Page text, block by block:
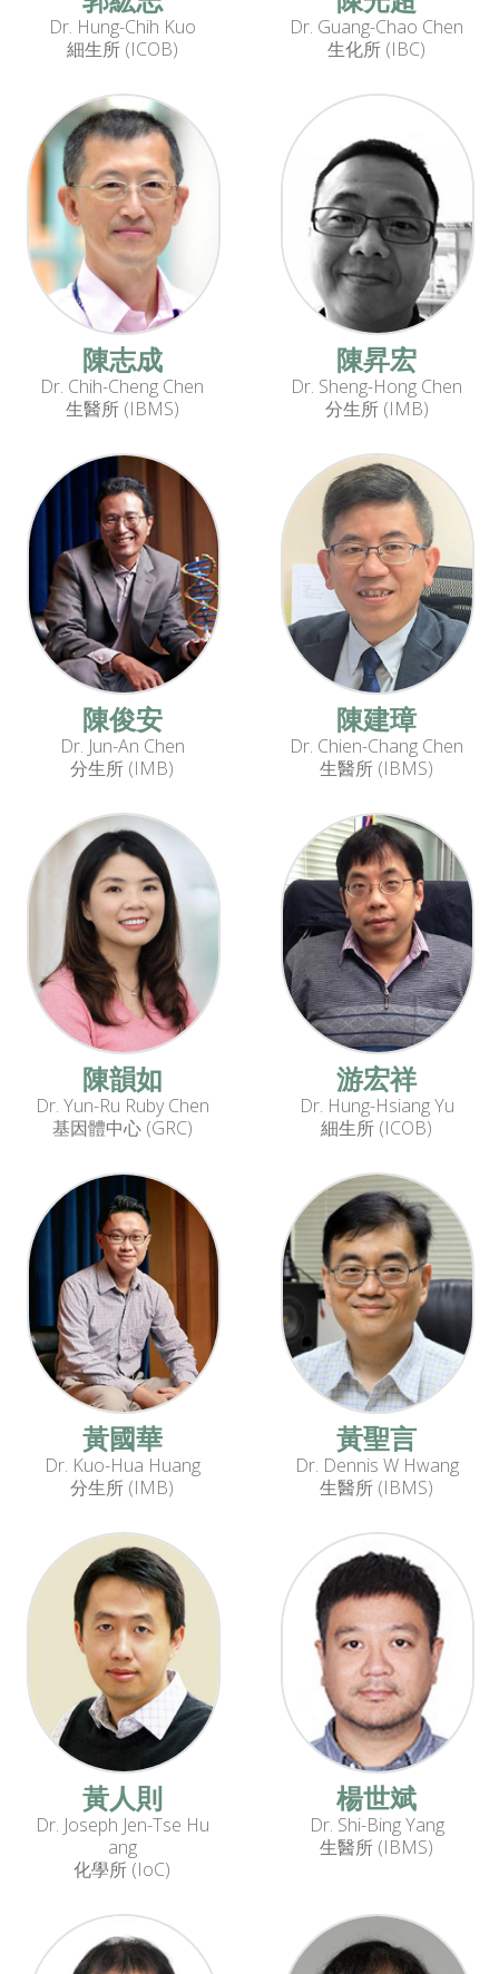
Dr. Hung-Chih Kuo
細生所 (ICOB)
Dr. Guang-Chao Chen
生化所 (IBC)
陳志成
Dr. Chih-Cheng Chen
生醫所 (IBMS)
陳昇宏
Dr. Sheng-Hong Chen
分生所 (IMB)
陳俊安
Dr. Jun-An Chen
分生所 (IMB)
陳建璋
Dr. Chien-Chang Chen
生醫所 (IBMS)
陳韻如
Dr. Yun-Ru Ruby Chen
基因體中心 (GRC)
游宏祥
Dr. Hung-Hsiang Yu
細生所 (ICOB)
黃國華
Dr. Kuo-Hua Huang
分生所 (IMB)
黃聖言
Dr. Dennis W Hwang
生醫所 (IBMS)
黃人則
Dr. Joseph Jen-Tse Hu
ang
化學所 (IoC)
楊世斌
Dr. Shi-Bing Yang
生醫所 (IBMS)